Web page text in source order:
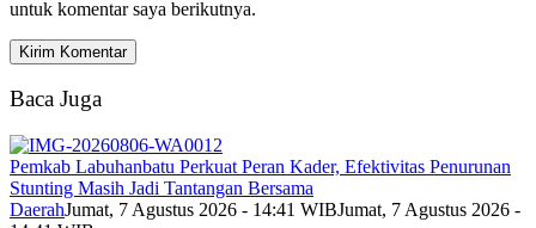
untuk komentar saya berikutnya.
Baca Juga
Pemkab Labuhanbatu Perkuat Peran Kader, Efektivitas Penurunan
Stunting Masih Jadi Tantangan Bersama
DaerahJumat, 7 Agustus 2026 - 14:41 WIBJumat, 7 Agustus 2026 -